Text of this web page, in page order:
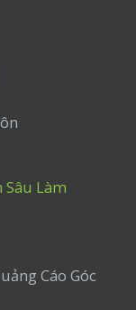
Làm
Cáo Góc